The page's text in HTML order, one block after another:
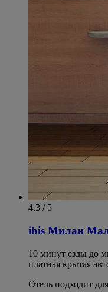
4.3 / 5
ibis Милан
10 минут езды до
платная крытая
Отель подходит